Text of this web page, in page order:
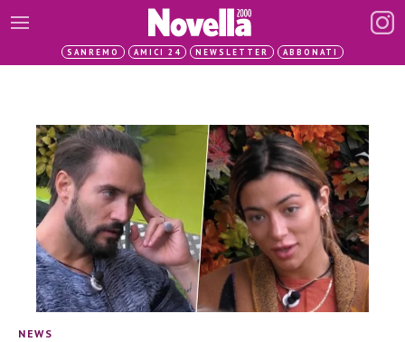
SANREMO AMICI 24 NEWSLETTER ABBONATI
NEWS